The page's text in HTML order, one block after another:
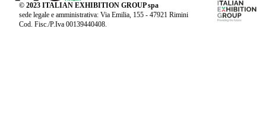
© 2023 ITALIAN EXHIBITION GROUP spa
sede legale e amministrativa: Via Emilia, 155 - 47921 Rimini
Cod. Fisc./P.Iva 00139440408.